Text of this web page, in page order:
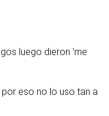
luego dieron 'me
por eso no lo uso tan a